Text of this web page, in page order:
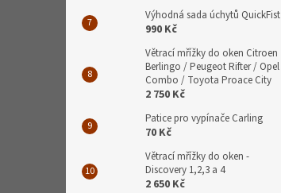
Výhodná sada úchytů QuickFist
990 Kč
Větrací mřížky do oken Citroen
Berlingo / Peugeot Rifter / Opel
Combo / Toyota Proace City
2 750 Kč
Patice pro vypínače Carling
70 Kč
Větrací mřížky do oken -
Discovery 1,2,3 a 4
2 650 Kč